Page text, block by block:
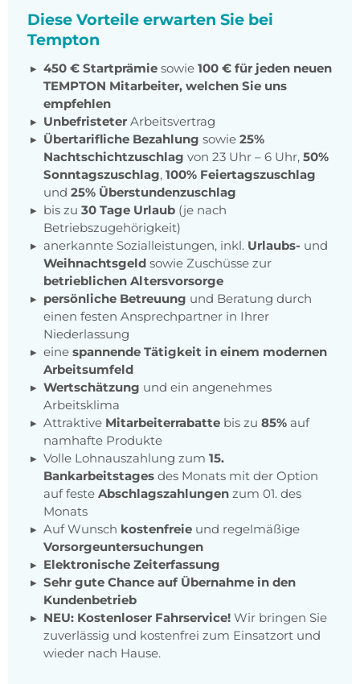
Diese Vorteile erwarten Sie bei
Tempton
450 € Startprämie sowie 100 € für jeden neuen
TEMPTON Mitarbeiter, welchen Sie uns
empfehlen
Unbefristeter Arbeitsvertrag
Übertarifliche Bezahlung sowie 25%
Nachtschichtzuschlag von 23 Uhr – 6 Uhr, 50%
Sonntagszuschlag, 100% Feiertagszuschlag
und 25% Überstundenzuschlag
bis zu 30 Tage Urlaub (je nach
Betriebszugehörigkeit)
anerkannte Sozialleistungen, inkl. Urlaubs- und
Weihnachtsgeld sowie Zuschüsse zur
betrieblichen Altersvorsorge
persönliche Betreuung und Beratung durch
einen festen Ansprechpartner in Ihrer
Niederlassung
eine spannende Tätigkeit in einem modernen
Arbeitsumfeld
Wertschätzung und ein angenehmes
Arbeitsklima
Attraktive Mitarbeiterrabatte bis zu 85% auf
namhafte Produkte
Volle Lohnauszahlung zum 15.
Bankarbeitstages des Monats mit der Option
auf feste Abschlagszahlungen zum 01. des
Monats
Auf Wunsch kostenfreie und regelmäßige
Vorsorgeuntersuchungen
Elektronische Zeiterfassung
Sehr gute Chance auf Übernahme in den
Kundenbetrieb
NEU: Kostenloser Fahrservice! Wir bringen Sie
zuverlässig und kostenfrei zum Einsatzort und
wieder nach Hause.